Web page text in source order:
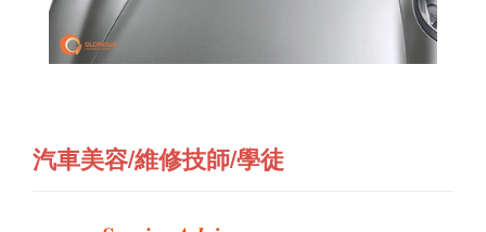
汽車美容/維修技師/學徒